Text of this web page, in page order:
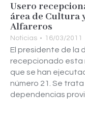
Usero
área de Cultura
Alfareros
Noticias 16/03/2011
El presidente de la
recepcionado esta
que se han
número 21. Se
dependencias